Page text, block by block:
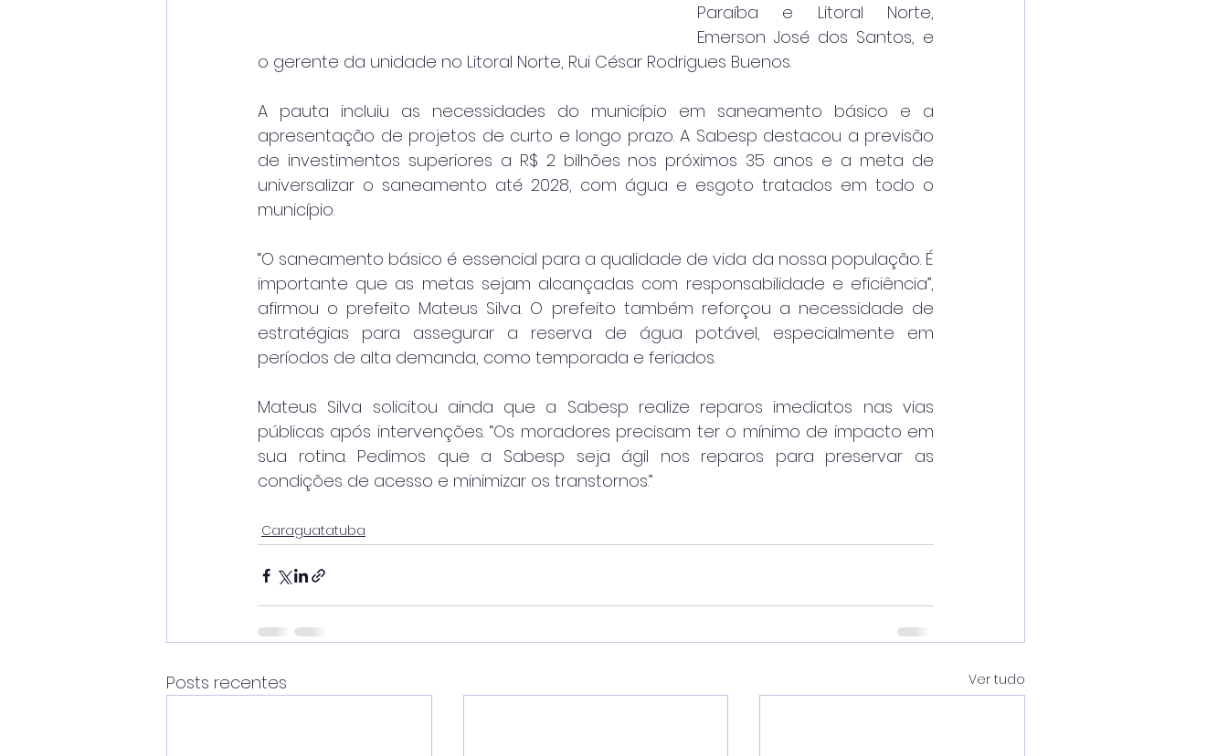
Paraíba e Litoral Norte,
Emerson José dos Santos, e
o gerente da unidade no Litoral Norte, Rui César Rodrigues Buenos.
A pauta incluiu as necessidades do município em saneamento básico e a
apresentação de projetos de curto e longo prazo. A Sabesp destacou a previsão
de investimentos superiores a R$ 2 bilhões nos próximos 35 anos e a meta de
universalizar o saneamento até 2028, com água e esgoto tratados em todo o
município.
“O saneamento básico é essencial para a qualidade de vida da nossa população. É
importante que as metas sejam alcançadas com responsabilidade e eficiência”,
afirmou o prefeito Mateus Silva. O prefeito também reforçou a necessidade de
estratégias para assegurar a reserva de água potável, especialmente em
períodos de alta demanda, como temporada e feriados.
Mateus Silva solicitou ainda que a Sabesp realize reparos imediatos nas vias
públicas após intervenções. “Os moradores precisam ter o mínimo de impacto em
sua rotina. Pedimos que a Sabesp seja ágil nos reparos para preservar as
condições de acesso e minimizar os transtornos.”
Caraguatatuba
Posts recentes Ver tudo